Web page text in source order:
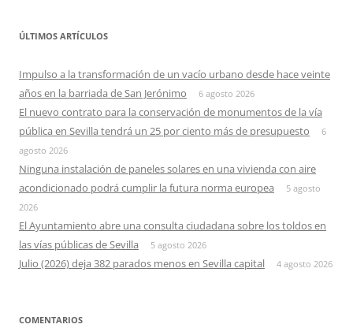
ÚLTIMOS ARTÍCULOS
Impulso a la transformación de un vacío urbano desde hace veinte
años en la barriada de San Jerónimo
6 agosto 2026
El nuevo contrato para la conservación de monumentos de la vía
pública en Sevilla tendrá un 25 por ciento más de presupuesto
6
agosto 2026
Ninguna instalación de paneles solares en una vivienda con aire
acondicionado podrá cumplir la futura norma europea
5 agosto
2026
El Ayuntamiento abre una consulta ciudadana sobre los toldos en
las vías públicas de Sevilla
5 agosto 2026
Julio (2026) deja 382 parados menos en Sevilla capital 4 agosto 2026
COMENTARIOS